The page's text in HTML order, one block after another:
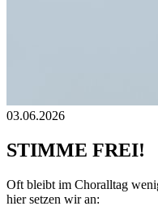
03.06.2026
STIMME FREI!
Oft bleibt im Choralltag
hier setzen wir an: